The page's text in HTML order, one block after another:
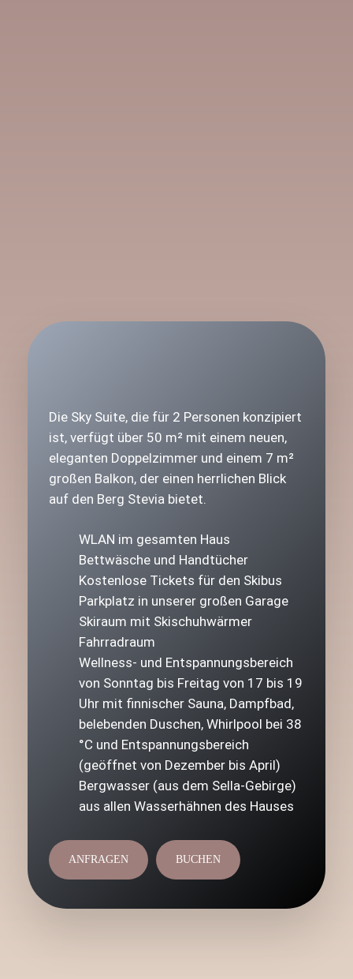
Die Sky Suite, die für 2 Personen konzipiert
ist, verfügt über 50 m² mit einem neuen,
eleganten Doppelzimmer und einem 7 m²
großen Balkon, der einen herrlichen Blick
auf den Berg Stevia bietet.
WLAN im gesamten Haus
Bettwäsche und Handtücher
Kostenlose Tickets für den Skibus
Parkplatz in unserer großen Garage
Skiraum mit Skischuhwärmer
Fahrradraum
Wellness- und Entspannungsbereich
von Sonntag bis Freitag von 17 bis 19
Uhr mit finnischer Sauna, Dampfbad,
belebenden Duschen, Whirlpool bei 38
°C und Entspannungsbereich
(geöffnet von Dezember bis April)
Bergwasser (aus dem Sella-Gebirge)
aus allen Wasserhähnen des Hauses
ANFRAGEN BUCHEN